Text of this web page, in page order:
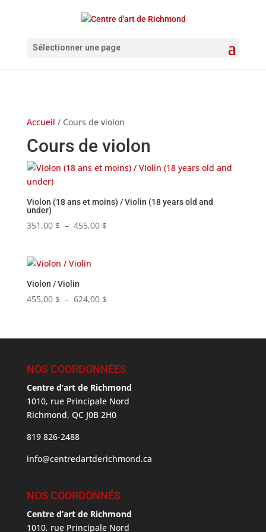
Sélectionner une page
Accueil / Cours de violon
Cours de violon
Violon (18 ans et moins) / Violin (18 years old and
under)
351,00 $ – 455,00 $
Violon / Violin
455,00 $ – 624,00 $
NOS COORDONNÉES
Centre d’art de Richmond
1010, rue Principale Nord
Richmond, QC J0B 2H0
819 826-2488
info@centredartderichmond.ca
NOS COORDONNÉS
Centre d’art de Richmond
1010, rue Principale Nord